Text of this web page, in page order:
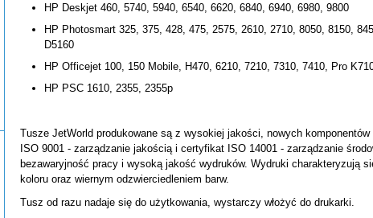
HP Deskjet 460, 5740, 5940, 6540, 6620, 6840, 6940, 6980, 9800
HP Photosmart 325, 375, 428, 475, 2575, 2610, 2710, 8050, 8150,
D5160
HP Officejet 100, 150 Mobile, H470, 6210, 7210, 7310, 7410, Pro
HP PSC 1610, 2355, 2355p
Tusze JetWorld produkowane są z wysokiej jakości, nowych
ISO 9001 - zarządzanie jakością i certyfikat ISO 14001 - zarządzanie
bezawaryjność pracy i wysoką jakość wydruków. Wydruki charakteryzują
koloru oraz wiernym odzwierciedleniem barw.
Tusz od razu nadaje się do użytkowania, wystarczy włożyć do drukarki.